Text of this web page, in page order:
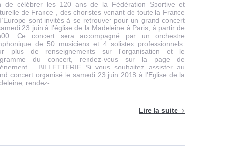
de célébrer les 120 ans de la Fédération Sportive et
de France , des choristes venant de toute la France
sont invités à se retrouver pour un grand concert
23 juin à l’église de la Madeleine à Paris, à partir de
Ce concert sera accompagné par un orchestre
de 50 musiciens et 4 solistes professionnels.
plus de renseignements sur l'organisation et le
du concert, rendez-vous sur la page de
. BILLETTERIE Si vous souhaitez assister au
concert organisé le samedi 23 juin 2018 à l'Eglise de la
rendez-...
Lire la suite